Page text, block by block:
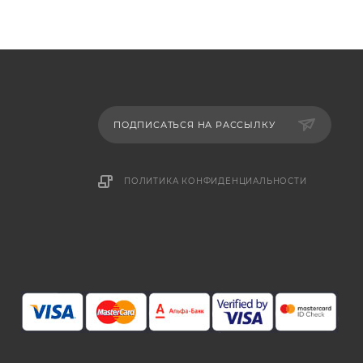
ПОДПИСАТЬСЯ НА РАССЫЛКУ
ПОЛИТИКА КОНФИДЕНЦИАЛЬНОСТИ